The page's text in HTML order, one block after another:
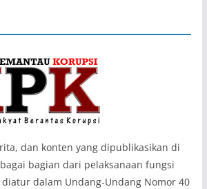
dan konten yang dipublikasikan di
bagian dari pelaksanaan fungsi
dalam Undang-Undang Nomor 40